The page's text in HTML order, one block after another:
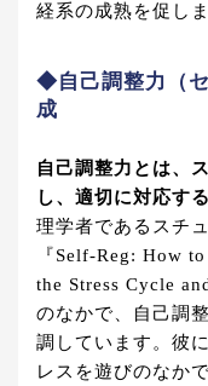
経系の成熟を促しま
◆自己調整力（
成
自己調整力とは、
し、適切に対応す
理学者であるスチ
『Self-Reg: How
the Stress Cycle
のなかで、自己調
調しています。彼
レスを遊びのなか